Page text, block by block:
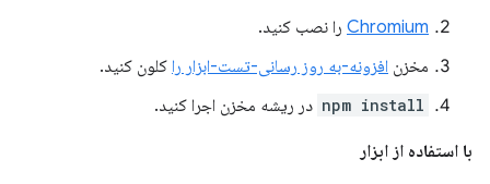
Chromium را نصب کنید.
مخزن افزونه-به روز رسانی-تست-ابزار را کلون کنید.
npm install در ریشه مخزن اجرا کنید.
با استفاده از ابزار